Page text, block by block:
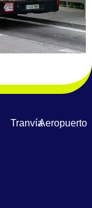
TranvíaAeropuerto